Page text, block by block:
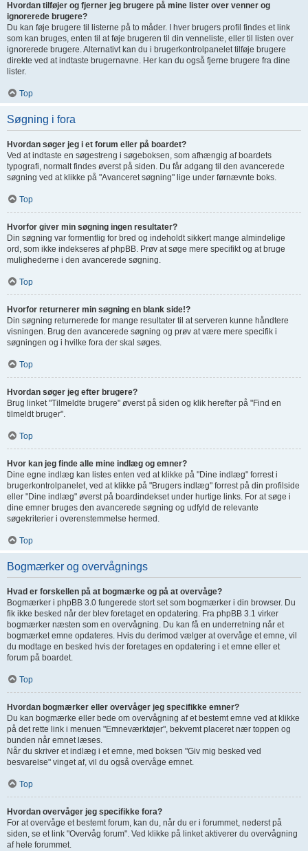
Hvordan tilføjer og fjerner jeg brugere på mine lister over venner og
ignorerede brugere?
Du kan føje brugere til listerne på to måder. I hver brugers profil findes et link
som kan bruges, enten til at føje brugeren til din venneliste, eller til listen over
ignorerede brugere. Alternativt kan du i brugerkontrolpanelet tilføje brugere
direkte ved at indtaste brugernavne. Her kan du også fjerne brugere fra dine
lister.
Top
Søgning i fora
Hvordan søger jeg i et forum eller på boardet?
Ved at indtaste en søgestreng i søgeboksen, som afhængig af boardets
typografi, normalt findes øverst på siden. Du får adgang til den avancerede
søgning ved at klikke på "Avanceret søgning" lige under førnævnte boks.
Top
Hvorfor giver min søgning ingen resultater?
Din søgning var formentlig for bred og indeholdt sikkert mange almindelige
ord, som ikke indekseres af phpBB. Prøv at søge mere specifikt og at bruge
mulighederne i den avancerede søgning.
Top
Hvorfor returnerer min søgning en blank side!?
Din søgning returnerede for mange resultater til at serveren kunne håndtere
visningen. Brug den avancerede søgning og prøv at være mere specifik i
søgningen og i hvilke fora der skal søges.
Top
Hvordan søger jeg efter brugere?
Brug linket "Tilmeldte brugere" øverst på siden og klik herefter på "Find en
tilmeldt bruger".
Top
Hvor kan jeg finde alle mine indlæg og emner?
Dine egne indlæg kan listes enten ved at klikke på "Dine indlæg" forrest i
brugerkontrolpanelet, ved at klikke på "Brugers indlæg" forrest på din profilside
eller "Dine indlæg" øverst på boardindekset under hurtige links. For at søge i
dine emner bruges den avancerede søgning og udfyld de relevante
søgekriterier i overenstemmelse hermed.
Top
Bogmærker og overvågnings
Hvad er forskellen på at bogmærke og på at overvåge?
Bogmærker i phpBB 3.0 fungerede stort set som bogmærker i din browser. Du
fik ikke besked når der blev foretaget en opdatering. Fra phpBB 3.1 virker
bogmærker næsten som en overvågning. Du kan få en underretning når et
bogmærket emne opdateres. Hvis du derimod vælger at overvåge et emne, vil
du modtage en besked hvis der foretages en opdatering i et emne eller et
forum på boardet.
Top
Hvordan bogmærker eller overvåger jeg specifikke emner?
Du kan bogmærke eller bede om overvågning af et bestemt emne ved at klikke
på det rette link i menuen "Emneværktøjer", bekvemt placeret nær toppen og
bunden når emnet læses.
Når du skriver et indlæg i et emne, med boksen "Giv mig besked ved
besvarelse" vinget af, vil du også overvåge emnet.
Top
Hvordan overvåger jeg specifikke fora?
For at overvåge et bestemt forum, kan du, når du er i forummet, nederst på
siden, se et link "Overvåg forum". Ved klikke på linket aktiverer du overvågning
af hele forummet.